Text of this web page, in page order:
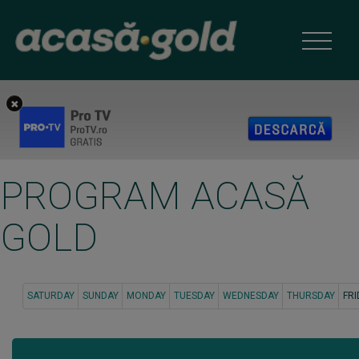
PROGRAM ACASĂ
GOLD
SATURDAY SUNDAY MONDAY TUESDAY WEDNESDAY THURSDAY